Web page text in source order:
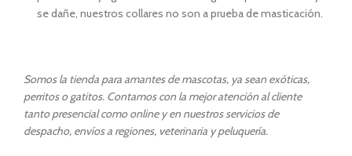
se dañe, nuestros collares no son a prueba de masticación.
Somos la tienda para amantes de mascotas, ya sean exóticas,
perritos o gatitos. Contamos con la mejor atención al cliente
tanto presencial como online y en nuestros servicios de
despacho, envíos a regiones, veterinaria y peluquería.